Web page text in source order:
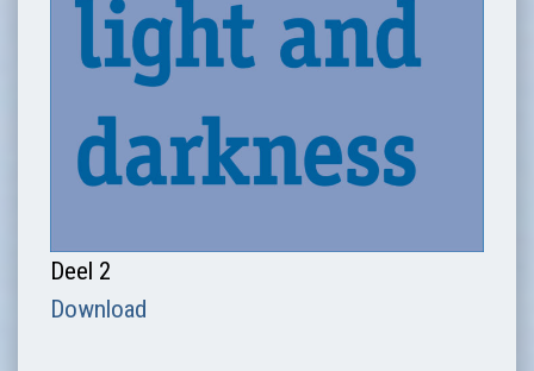
Deel 2
Download